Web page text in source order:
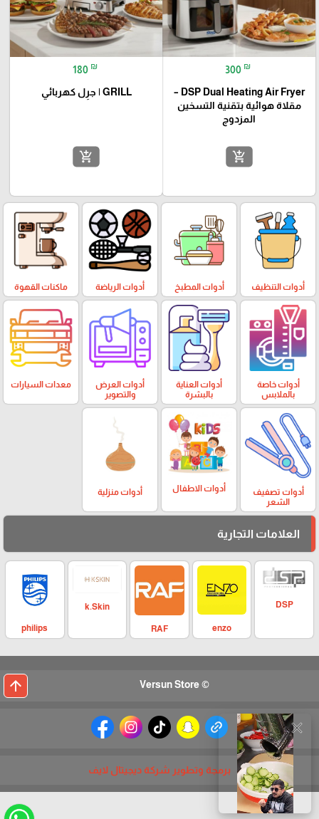
close
300 ₪
DSP Dual Heating Air Fryer –
مقلاة هوائية بتقنية التسخين
المزدوج
add_shopping_cart
180 ₪
GRILL | جرِل كهربائي
add_shopping_cart
أدوات التنظيف أدوات المطبخ أدوات الرياضة ماكنات القهوة
أدوات خاصة
بالملابس
أدوات العناية
بالبشرة
أدوات العرض
والتصوير
معدات السيارات
أدوات تصفيف
الشعر
أدوات الاطفال أدوات منزلية
العلامات التجارية
DSP
enzo
RAF
k.Skin
philips
© Versun Store
arrow_upward
برمجة وتطوير شركة ديجيتال لايف